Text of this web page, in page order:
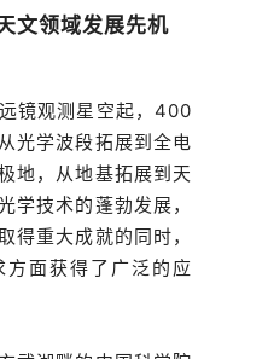
文领域发展先机
镜观测星空起，400
光学波段拓展到全电
地，从地基拓展到天
学技术的蓬勃发展，
得重大成就的同时，
面获得了广泛的应